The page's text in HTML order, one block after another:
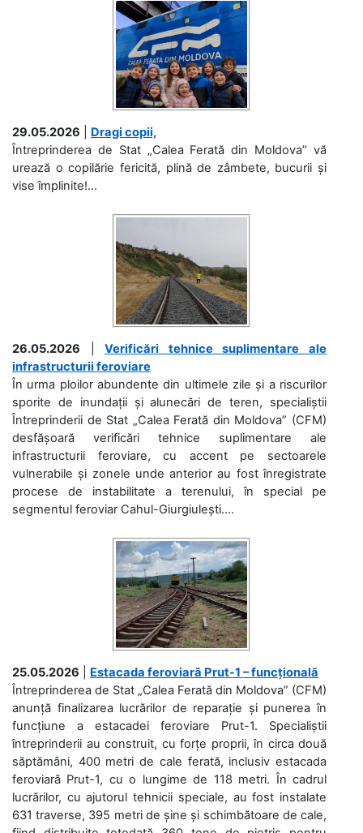
29.05.2026
Dragi copii,
Întreprinderea de Stat „Calea Ferată din Moldova” vă
urează o copilărie fericită, plină de zâmbete, bucurii și
vise împlinite!...
26.05.2026 |Verificări tehnice suplimentare ale
infrastructurii feroviare
În urma ploilor abundente din ultimele zile și a riscurilor
sporite de inundații și alunecări de teren, specialiștii
Întreprinderii de Stat „Calea Ferată din Moldova” (CFM)
desfășoară verificări tehnice suplimentare ale
infrastructurii feroviare, cu accent pe sectoarele
vulnerabile și zonele unde anterior au fost înregistrate
procese de instabilitate a terenului, în special pe
segmentul feroviar Cahul-Giurgiulești....
25.05.2026
Estacada feroviară Prut-1 – funcțională
Întreprinderea de Stat „Calea Ferată din Moldova” (CFM)
anunță finalizarea lucrărilor de reparație și punerea în
funcțiune a estacadei feroviare Prut-1. Specialiștii
întreprinderii au construit, cu forțe proprii, în circa două
săptămâni, 400 metri de cale ferată, inclusiv estacada
feroviară Prut-1, cu o lungime de 118 metri. În cadrul
lucrărilor, cu ajutorul tehnicii speciale, au fost instalate
631 traverse, 395 metri de șine și schimbătoare de cale,